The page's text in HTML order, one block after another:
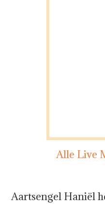
Alle Live
Aartsengel Haniël